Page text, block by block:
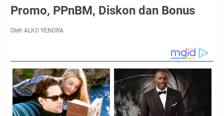
Promo, PPnBM, Diskon dan Bonus
Oleh ALKO YENDRA